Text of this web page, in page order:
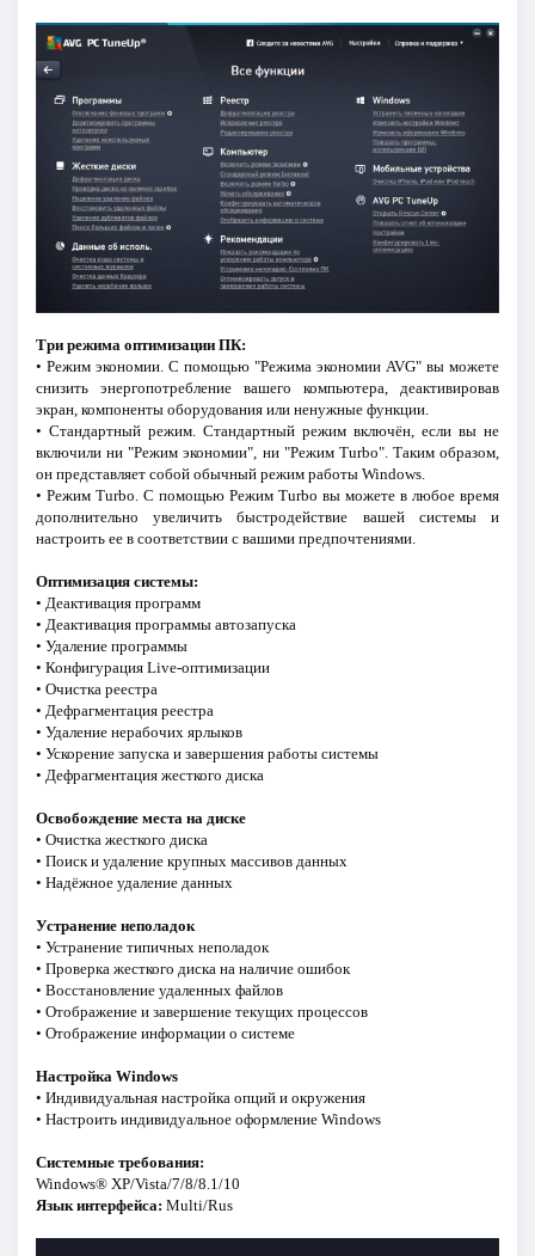
Три режима оптимизации ПК:
• Режим экономии. С помощью "Режима экономии AVG" вы можете
снизить энергопотребление вашего компьютера, деактивировав
экран, компоненты оборудования или ненужные функции.
• Стандартный режим. Стандартный режим включён, если вы не
включили ни "Режим экономии", ни "Режим Turbo". Таким образом,
он представляет собой обычный режим работы Windows.
• Режим Turbo. С помощью Режим Turbo вы можете в любое время
дополнительно увеличить быстродействие вашей системы и
настроить ее в соответствии с вашими предпочтениями.
Оптимизация системы:
• Деактивация программ
• Деактивация программы автозапуска
• Удаление программы
• Конфигурация Live-оптимизации
• Очистка реестра
• Дефрагментация реестра
• Удаление нерабочих ярлыков
• Ускорение запуска и завершения работы системы
• Дефрагментация жесткого диска
Освобождение места на диске
• Очистка жесткого диска
• Поиск и удаление крупных массивов данных
• Надёжное удаление данных
Устранение неполадок
• Устранение типичных неполадок
• Проверка жесткого диска на наличие ошибок
• Восстановление удаленных файлов
• Отображение и завершение текущих процессов
• Отображение информации о системе
Настройка Windows
• Индивидуальная настройка опций и окружения
• Настроить индивидуальное оформление Windows
Системные требования:
Windows® XP/Vista/7/8/8.1/10
Язык интерфейса: Multi/Rus